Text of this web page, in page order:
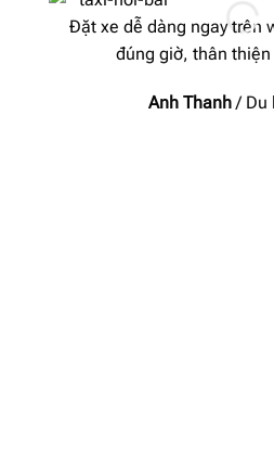
Đặt xe dễ dàng ngay trên
đúng giờ, thân
Anh Thanh / Du